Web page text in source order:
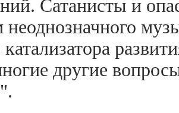
Сатанисты и
неоднозначного
катализатора
другие